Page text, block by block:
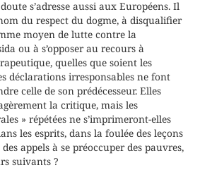
s’adresse aussi aux Européens. Il
du respect du dogme, à disqualifier
moyen de lutte contre la
ou à s’opposer au recours à
quelles que soient les
déclarations irresponsables ne font
celle de son prédécesseur. Elles
la critique, mais les
» répétées ne s’imprimeront-elles
les esprits, dans la foulée des leçons
appels à se préoccuper des pauvres,
suivants ?